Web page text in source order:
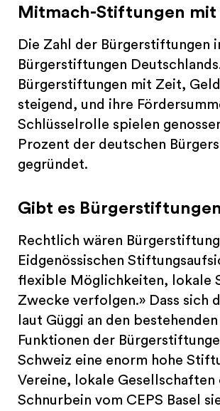
Mitmach-Stiftungen
Die Zahl der Bürgerstiftungen
Bürgerstiftungen
Bürgerstiftungen mit Zeit,
steigend, und ihre
Schlüsselrolle spielen
Prozent der deutschen
gegründet.
Gibt es
Rechtlich wären
Eidgenössischen
flexible Möglichkeiten, lokale
Zwecke verfolgen.» Dass sich
laut Güggi an den
Funktionen der
Schweiz eine enorm hohe
Vereine, lokale
Schnurbein vom CEPS Basel